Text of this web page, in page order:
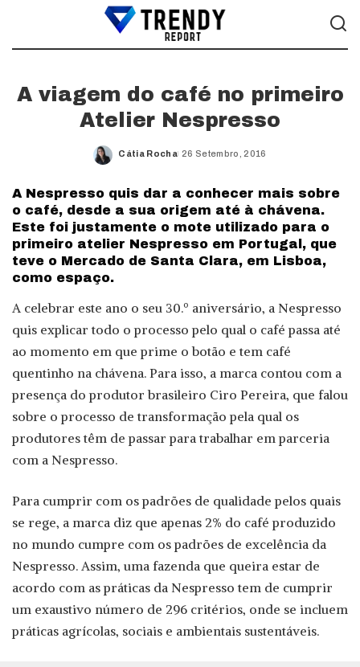
A viagem do café no primeiro
Atelier Nespresso
Posted
Cátia Rocha 26 Setembro, 2016
A Nespresso quis dar a conhecer mais sobre
o café, desde a sua origem até à chávena.
Este foi justamente o mote utilizado para o
primeiro atelier Nespresso em Portugal, que
teve o Mercado de Santa Clara, em Lisboa,
como espaço.
A celebrar este ano o seu 30.º aniversário, a Nespresso
quis explicar todo o processo pelo qual o café passa até
ao momento em que prime o botão e tem café
quentinho na chávena. Para isso, a marca contou com a
presença do produtor brasileiro Ciro Pereira, que falou
sobre o processo de transformação pela qual os
produtores têm de passar para trabalhar em parceria
com a Nespresso.
Para cumprir com os padrões de qualidade pelos quais
se rege, a marca diz que apenas 2% do café produzido
no mundo cumpre com os padrões de excelência da
Nespresso. Assim, uma fazenda que queira estar de
acordo com as práticas da Nespresso tem de cumprir
um exaustivo número de 296 critérios, onde se incluem
práticas agrícolas, sociais e ambientais sustentáveis.